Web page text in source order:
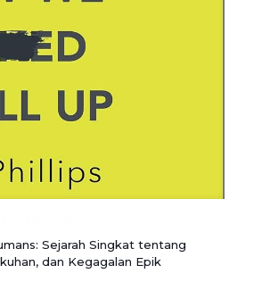
Sejarah Singkat tentang
dan Kegagalan Epik